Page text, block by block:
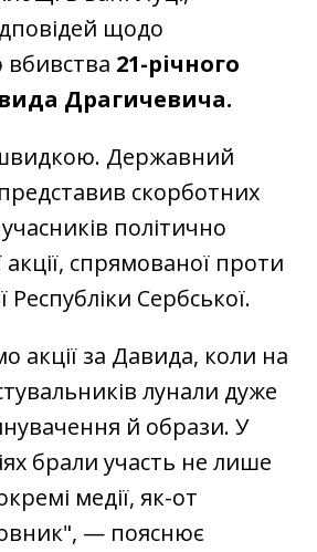
щодо
вбивства 21-річного
Драгичевича.
швидкою. Державний
скорботних
політично
акції, спрямованої проти
Республіки Сербської.
акції за Давида, коли на
лунали дуже
й образи. У
брали участь не лише
медії, як-от
— пояснює